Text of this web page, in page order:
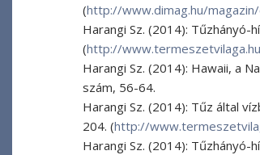
(http://www.dimag.hu/
Harangi Sz. (2014):
(http://
Harangi Sz. (2014): Hawaii, a
szám, 56-64.
Harangi Sz. (2014): Tűz által
204. (http://
Harangi Sz. (2014):